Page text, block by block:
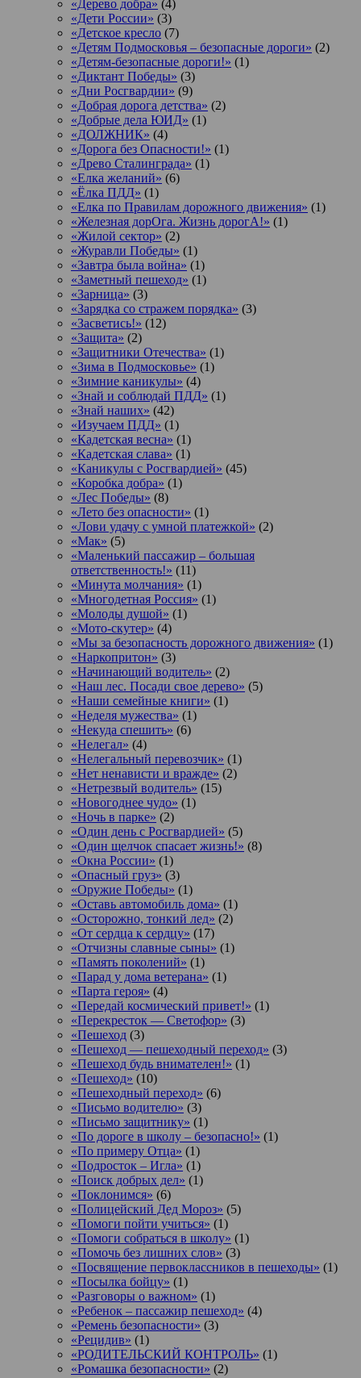
«Дерево добра» (4)
«Дети России» (3)
«Детское кресло (7)
«Детям Подмосковья – безопасные дороги» (2)
«Детям-безопасные дороги!» (1)
«Диктант Победы» (3)
«Дни Росгвардии» (9)
«Добрая дорога детства» (2)
«Добрые дела ЮИД» (1)
«ДОЛЖНИК» (4)
«Дорога без Опасности!» (1)
«Древо Сталинграда» (1)
«Елка желаний» (6)
«Ёлка ПДД» (1)
«Елка по Правилам дорожного движения» (1)
«Железная дорОга. Жизнь дорогА!» (1)
«Жилой сектор» (2)
«Журавли Победы» (1)
«Завтра была война» (1)
«Заметный пешеход» (1)
«Зарница» (3)
«Зарядка со стражем порядка» (3)
«Засветись!» (12)
«Защита» (2)
«Защитники Отечества» (1)
«Зима в Подмосковье» (1)
«Зимние каникулы» (4)
«Знай и соблюдай ПДД» (1)
«Знай наших» (42)
«Изучаем ПДД» (1)
«Кадетская весна» (1)
«Кадетская слава» (1)
«Каникулы с Росгвардией» (45)
«Коробка добра» (1)
«Лес Победы» (8)
«Лето без опасности» (1)
«Лови удачу с умной платежкой» (2)
«Мак» (5)
«Маленький пассажир – большая
ответственность!» (11)
«Минута молчания» (1)
«Многодетная Россия» (1)
«Молоды душой» (1)
«Мото-скутер» (4)
«Мы за безопасность дорожного движения» (1)
«Наркопритон» (3)
«Начинающий водитель» (2)
«Наш лес. Посади свое дерево» (5)
«Наши семейные книги» (1)
«Неделя мужества» (1)
«Некуда спешить» (6)
«Нелегал» (4)
«Нелегальный перевозчик» (1)
«Нет ненависти и вражде» (2)
«Нетрезвый водитель» (15)
«Новогоднее чудо» (1)
«Ночь в парке» (2)
«Один день с Росгвардией» (5)
«Один щелчок спасает жизнь!» (8)
«Окна России» (1)
«Опасный груз» (3)
«Оружие Победы» (1)
«Оставь автомобиль дома» (1)
«Осторожно, тонкий лед» (2)
«От сердца к сердцу» (17)
«Отчизны славные сыны» (1)
«Память поколений» (1)
«Парад у дома ветерана» (1)
«Парта героя» (4)
«Передай космический привет!» (1)
«Перекресток — Светофор» (3)
«Пешеход (3)
«Пешеход — пешеходный переход» (3)
«Пешеход будь внимателен!» (1)
«Пешеход» (10)
«Пешеходный переход» (6)
«Письмо водителю» (3)
«Письмо защитнику» (1)
«По дороге в школу – безопасно!» (1)
«По примеру Отца» (1)
«Подросток ‒ Игла» (1)
«Поиск добрых дел» (1)
«Поклонимся» (6)
«Полицейский Дед Мороз» (5)
«Помоги пойти учиться» (1)
«Помоги собраться в школу» (1)
«Помочь без лишних слов» (3)
«Посвящение первоклассников в пешеходы» (1)
«Посылка бойцу» (1)
«Разговоры о важном» (1)
«Ребенок – пассажир пешеход» (4)
«Ремень безопасности» (3)
«Рецидив» (1)
«РОДИТЕЛЬСКИЙ КОНТРОЛЬ» (1)
«Ромашка безопасности» (2)